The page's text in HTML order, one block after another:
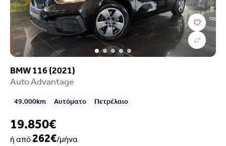
BMW 116 (2021)
Auto Advantage
49.000km Αυτόματο Πετρέλαιο
19.850€
ή από262€/μήνα